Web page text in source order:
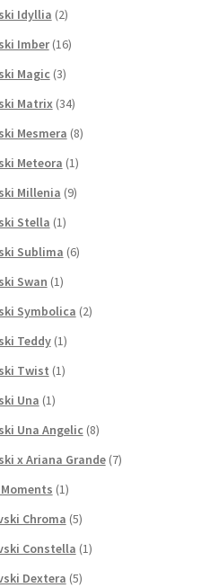
Idyllia (2)
Imber (16)
Magic (3)
Matrix (34)
Mesmera (8)
Meteora (1)
Millenia (9)
Stella (1)
Sublima (6)
Swan (1)
Symbolica (2)
Teddy (1)
Twist (1)
Una (1)
Una Angelic (8)
x Ariana Grande (7)
(1)
Chroma (5)
Constella (1)
Dextera (5)